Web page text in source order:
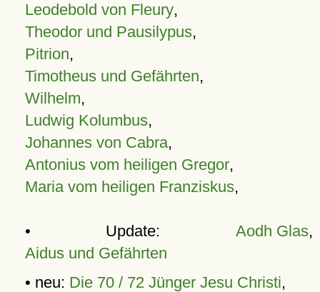
Leodebold von Fleury,
Theodor und Pausilypus,
Pitrion,
Timotheus und Gefährten,
Wilhelm,
Ludwig Kolumbus,
Johannes von Cabra,
Antonius vom heiligen Gregor,
Maria vom heiligen Franziskus,
• Update: Aodh Glas,
Aidus und Gefährten
• neu: Die 70 / 72 Jünger Jesu Christi,